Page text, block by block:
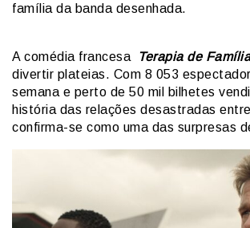
família da banda desenhada.
A comédia francesa Terapia de Família
divertir plateias. Com 8 053
semana e perto de 50 mil bilhetes
história das relações desastradas
confirma-se como uma das surpresas